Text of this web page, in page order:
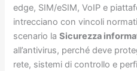
edge, SIM/eSIM, VoIP e
intrecciano con vincoli
scenario laSicurezza
all’antivirus, perché deve
rete, sistemi di controllo e